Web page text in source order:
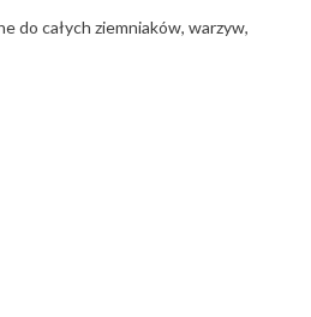
do całych ziemniaków, warzyw,